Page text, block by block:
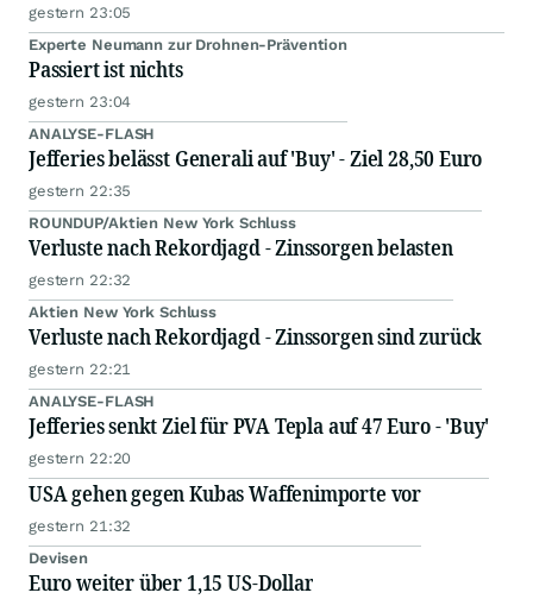
gestern 23:05
Experte Neumann zur Drohnen-Prävention
Passiert ist nichts
gestern 23:04
ANALYSE-FLASH
Jefferies belässt Generali auf 'Buy' - Ziel 28,50 Euro
gestern 22:35
ROUNDUP/Aktien New York Schluss
Verluste nach Rekordjagd - Zinssorgen belasten
gestern 22:32
Aktien New York Schluss
Verluste nach Rekordjagd - Zinssorgen sind zurück
gestern 22:21
ANALYSE-FLASH
Jefferies senkt Ziel für PVA Tepla auf 47 Euro - 'Buy'
gestern 22:20
USA gehen gegen Kubas Waffenimporte vor
gestern 21:32
Devisen
Euro weiter über 1,15 US-Dollar